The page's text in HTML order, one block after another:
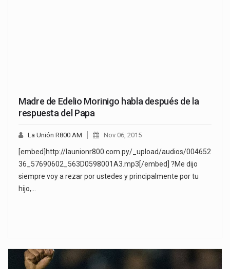
Madre de Edelio Morinigo habla después de la
respuesta del Papa
La Unión R800 AM Nov 06, 2015
[embed]http://launionr800.com.py/_upload/audios/004652
36_57690602_563D0598001A3.mp3[/embed] ?Me dijo
siempre voy a rezar por ustedes y principalmente por tu
hijo,…